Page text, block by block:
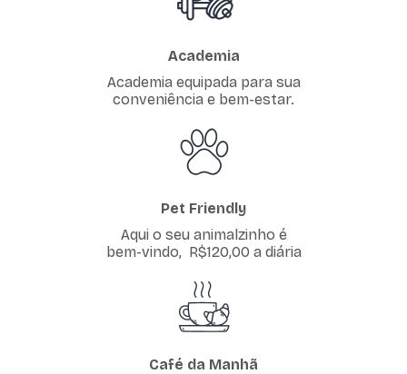
Academia
Academia equipada para sua
conveniência e bem-estar.
Pet Friendly
Aqui o seu animalzinho é
bem-vindo, R$120,00 a diária
Café da Manhã